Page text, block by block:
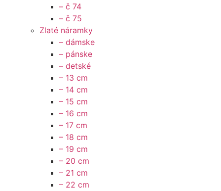
– č 74
– č 75
Zlaté náramky
– dámske
– pánske
– detské
– 13 cm
– 14 cm
– 15 cm
– 16 cm
– 17 cm
– 18 cm
– 19 cm
– 20 cm
– 21 cm
– 22 cm